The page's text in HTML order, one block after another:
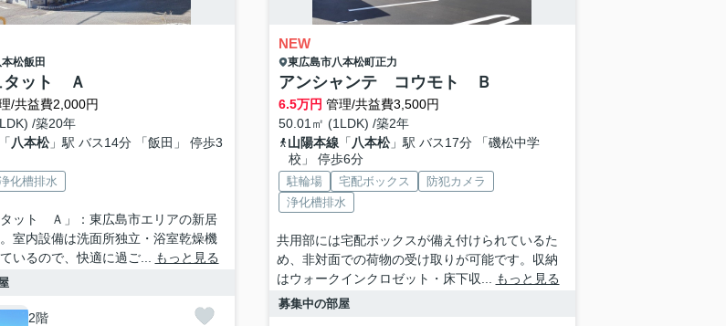
松飯田
タット Ａ
/共益費2,000円
/築20年
八本松」駅 バス14分 「飯田」 停歩3
化槽排水
タット Ａ」：東広島市エリアの新居
室内設備は洗面所独立・浴室乾燥機
いるので、快適に過ご...
もっと見る
2階
NEW
東広島市八本松町正力
アンシャンテ コウモト Ｂ
6.5万円 管理/共益費3,500円
50.01㎡ (1LDK) /築2年
山陽本線「 八本松」駅 バス17分 「磯松中学
校」 停歩6分
駐輪場 宅配ボックス
防犯カメラ
浄化槽排水
共用部には宅配ボックスが備え付けられているた
め、非対面での荷物の受け取りが可能です。収納
はウォークインクロゼット・床下収...
もっと見る
募集中の部屋